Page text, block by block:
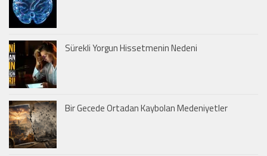
Sürekli Yorgun Hissetmenin Nedeni
Bir Gecede Ortadan Kaybolan Medeniyetler